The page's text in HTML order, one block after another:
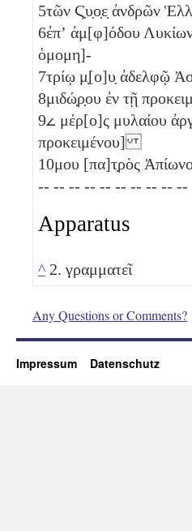
5τῶν Ϛ̣υ̣ο̣ε̣ ἀνδρῶν
6ἐπʼ ἀμ[φ]όδου
ὁμομη]-
7τρίῳ μ̣[ο]υ̣ ἀδελφῷ
8μιδώ̣ρ̣ου ἐν τῇ
9𐅵 μέρ[ο]ς μυλαίου
προκειμένου]
10μου [πα]τ̣ρὸς
-- -- -- -- -- -- -- -- -- --
Apparatus
^ 2. γραμματεῖ
Any Questions or Comments?
Impressum Datenschutz